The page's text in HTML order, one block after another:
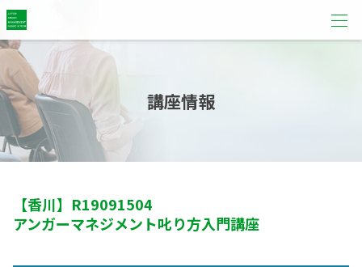
講座情報
【香川】 R19091504
アンガーマネジメント叱り方入門講座